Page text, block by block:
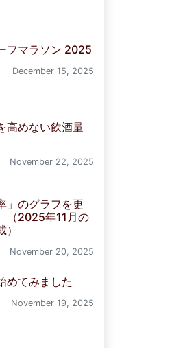
フマラソン 2025
December 15, 2025
高めない飲酒量
November 22, 2025
」のグラフを更
（2025年11月の
November 20, 2025
めてみました
November 19, 2025